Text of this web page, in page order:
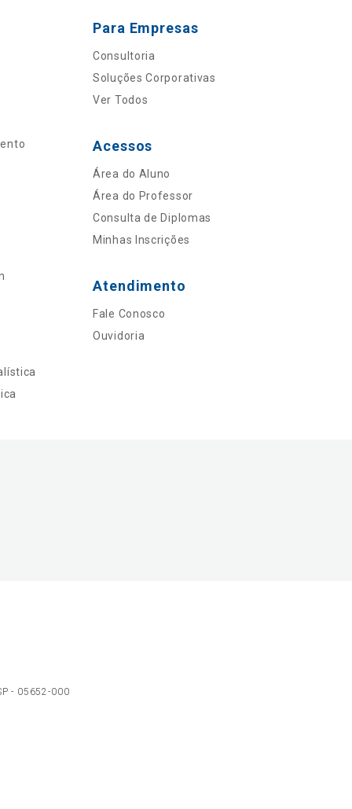
Para Empresas
Consultoria
Soluções Corporativas
Ver Todos
Acessos
Área do Aluno
Área do Professor
Consulta de Diplomas
Minhas Inscrições
Atendimento
Fale Conosco
Ouvidoria
- 05652-000